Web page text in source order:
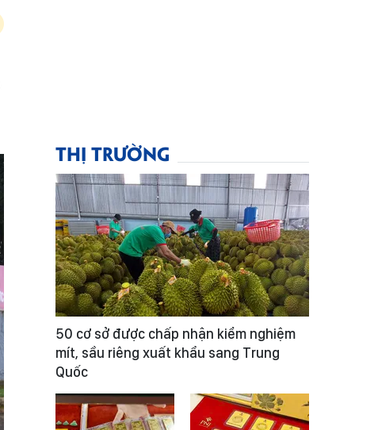
THỊ TRƯỜNG
50 cơ sở được chấp nhận kiểm nghiệm
mít, sầu riêng xuất khẩu sang Trung
Quốc